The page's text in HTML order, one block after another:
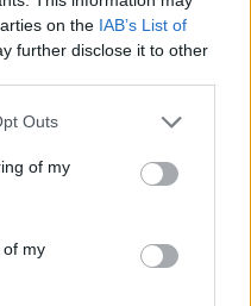
on the IAB’s List of
further disclose it to other
Outs
of my
of my